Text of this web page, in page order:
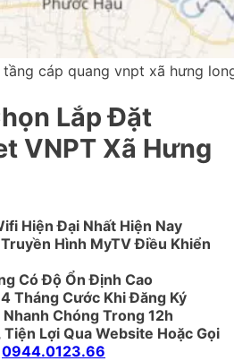
tầng cáp quang vnpt xã hưng
Lắp Đặt
VNPT Xã Hưng
Hiện Đại Nhất Hiện Nay
Hình MyTV Điều Khiển
Có Độ Ổn Định Cao
Tháng Cước Khi Đăng Ký
Chóng Trong 12h
Lợi Qua Website Hoặc Gọi
0944.0123.66